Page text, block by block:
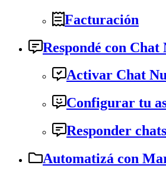
Facturación
Respondé con Chat
Activar Chat
Configurar tu
Responder chats
Automatizá con